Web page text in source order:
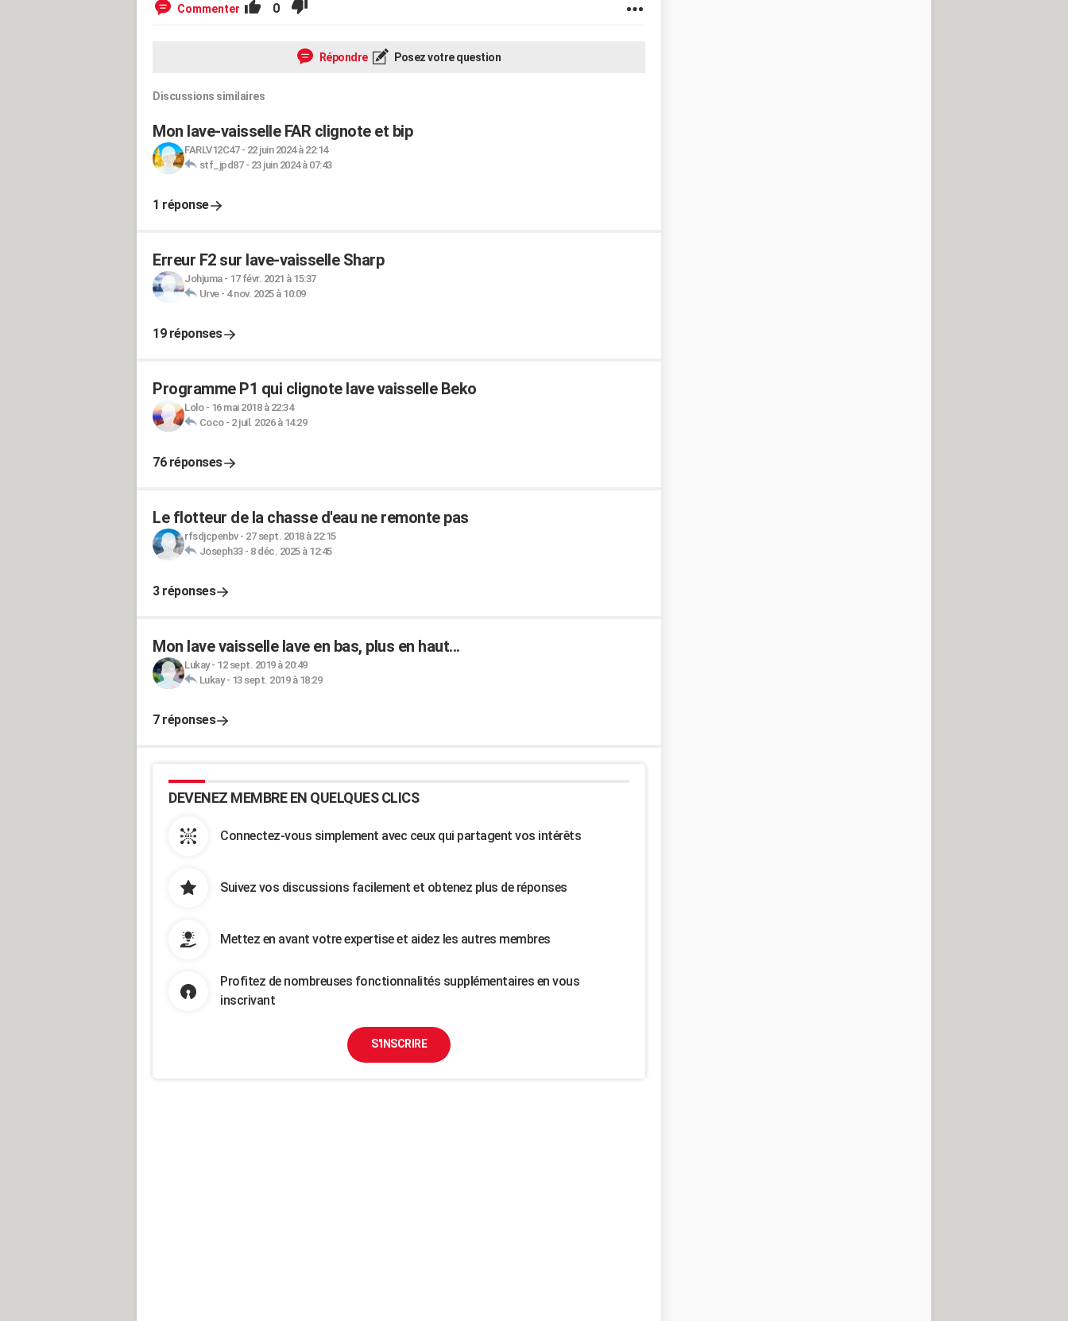
Commenter 0
Répondre Posez votre question
Discussions similaires
Mon lave-vaisselle FAR clignote et bip
FARLV12C47- 22 juin 2024 à 22:14
stf_jpd87- 23 juin 2024 à 07:43
1 réponse
Erreur F2 sur lave-vaisselle Sharp
Johjuma- 17 févr. 2021 à 15:37
Urve- 4 nov. 2025 à 10:09
19 réponses
Programme P1 qui clignote lave vaisselle Beko
Lolo- 16 mai 2018 à 22:34
Coco- 2 juil. 2026 à 14:29
76 réponses
Le flotteur de la chasse d'eau ne remonte pas
rfsdjcpenbv- 27 sept. 2018 à 22:15
Joseph33- 8 déc. 2025 à 12:45
3 réponses
Mon lave vaisselle lave en bas, plus en haut...
Lukay- 12 sept. 2019 à 20:49
Lukay- 13 sept. 2019 à 18:29
7 réponses
DEVENEZ MEMBRE EN QUELQUES CLICS
Connectez-vous simplement avec ceux qui partagent vos intérêts
Suivez vos discussions facilement et obtenez plus de réponses
Mettez en avant votre expertise et aidez les autres membres
Profitez de nombreuses fonctionnalités supplémentaires en vous
inscrivant
S'INSCRIRE